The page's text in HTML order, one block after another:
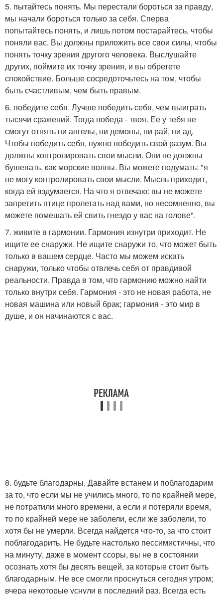
5. пытайтесь понять. Мы перестали бороться за правду,
мы начали бороться только за себя. Сперва
попытайтесь понять, и лишь потом постарайтесь, чтобы
поняли вас. Вы должны приложить все свои силы, чтобы
понять точку зрения другого человека. Выслушайте
других, поймите их точку зрения, и вы обретете
спокойствие. Больше сосредоточьтесь на том, чтобы
быть счастливым, чем быть правым.
6. победите себя. Лучше победить себя, чем выиграть
тысячи сражений. Тогда победа - твоя. Ее у тебя не
смогут отнять ни ангелы, ни демоны, ни рай, ни ад.
Чтобы победить себя, нужно победить свой разум. Вы
должны контролировать свои мысли. Они не должны
бушевать, как морские волны. Вы можете подумать: "я
не могу контролировать свои мысли. Мысль приходит,
когда ей вздумается. На что я отвечаю: вы не можете
запретить птице пролетать над вами, но несомненно, вы
можете помешать ей свить гнездо у вас на голове".
7. живите в гармонии. Гармония изнутри приходит. Не
ищите ее снаружи. Не ищите снаружи то, что может быть
только в вашем сердце. Часто мы можем искать
снаружи, только чтобы отвлечь себя от правдивой
реальности. Правда в том, что гармонию можно найти
только внутри себя. Гармония - это не новая работа, не
новая машина или новый брак; гармония - это мир в
душе, и он начинаются с вас.
8. будьте благодарны. Давайте встанем и поблагодарим
за то, что если мы не учились много, то по крайней мере,
не потратили много времени, а если и потеряли время,
то по крайней мере не заболели, если же заболели, то
хотя бы не умерли. Всегда найдется что-то, за что стоит
поблагодарить. Не будьте настолько пессимистичны, что
на минуту, даже в момент ссоры, вы не в состоянии
осознать хотя бы десять вещей, за которые стоит быть
благодарным. Не все смогли проснуться сегодня утром;
вчера некоторые уснули в последний раз. Всегда есть